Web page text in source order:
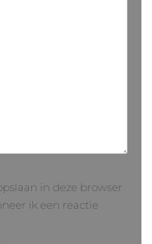
in deze browser
ik een reactie